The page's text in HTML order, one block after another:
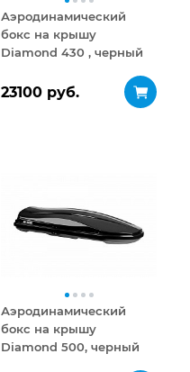
Аэродинамический
бокс на крышу
Diamond 430 , черный
23100 руб.
Аэродинамический
бокс на крышу
Diamond 500, черный